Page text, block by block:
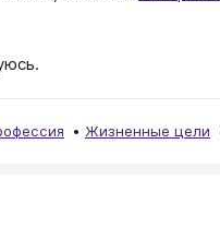
Жизненные цели